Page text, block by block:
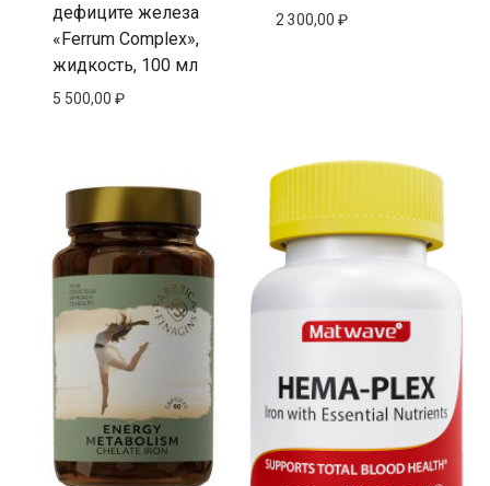
дефиците железа
«Ferrum Complex»,
жидкость, 100 мл
5 500,00 ₽
2 300,00 ₽